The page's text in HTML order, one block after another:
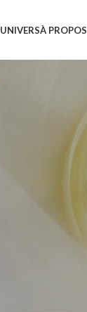
UNIVERSÀ PROPOS